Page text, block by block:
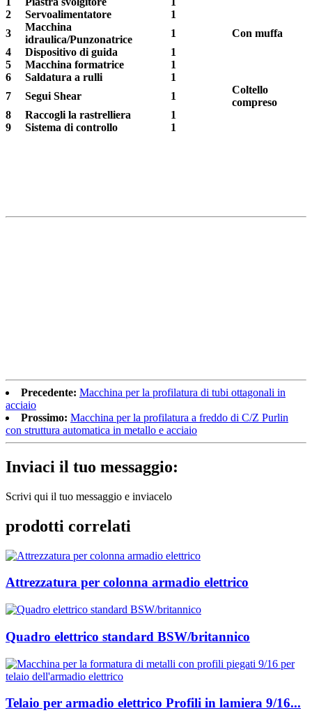
2
Servoalimentatore
1
3
Macchina
idraulica/Punzonatrice
1
Con muffa
4
Dispositivo di guida
1
5
Macchina formatrice
1
6
Saldatura a rulli
1
7
Segui Shear 1
Coltello
compreso
8
Raccogli la rastrelliera
1
9
Sistema di controllo 1
Precedente: Macchina per la profilatura di tubi ottagonali in
acciaio
Prossimo: Macchina per la profilatura a freddo di C/Z Purlin
con struttura automatica in metallo e acciaio
Inviaci il tuo messaggio:
Scrivi qui il tuo messaggio e inviacelo
prodotti correlati
Attrezzatura per colonna armadio elettrico
Quadro elettrico standard BSW/britannico
Telaio per armadio elettrico Profili in lamiera 9/16...